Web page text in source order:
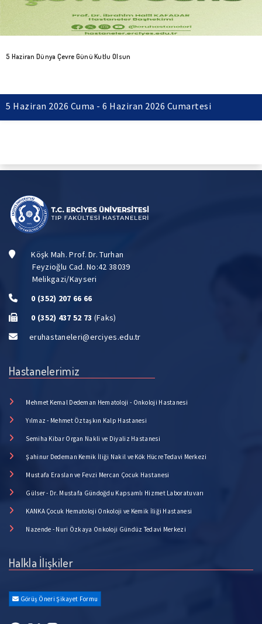
5 Haziran Dünya Çevre Günü Kutlu Olsun
5 Haziran 2026 Cuma - 6 Haziran 2026 Cumartesi
Köşk Mah. Prof. Dr. Turhan
Feyzioğlu Cad. No:42 38039
Melikgazi/Kayseri
0 (352) 207 66 66
0 (352) 437 52 73 (Faks)
eruhastaneleri@erciyes.edu.tr
Hastanelerimiz
Mehmet Kemal Dedeman Hematoloji - Onkoloji Hastanesi
Yılmaz - Mehmet Öztaşkın Kalp Hastanesi
Semiha Kibar Organ Nakli ve Diyaliz Hastanesi
Şahinur Dedeman Kemik İliği Nakil ve Kök Hücre Tedavi Merkezi
Mustafa Eraslan ve Fevzi Mercan Çocuk Hastanesi
Gülser - Dr. Mustafa Gündoğdu Kapsamlı Hizmet Laboratuvarı
KANKA Çocuk Hematoloji Onkoloji ve Kemik İliği Hastanesi
Nazende - Nuri Özkaya Onkoloji Gündüz Tedavi Merkezi
Halkla İlişkiler
Görüş Öneri Şikayet Formu